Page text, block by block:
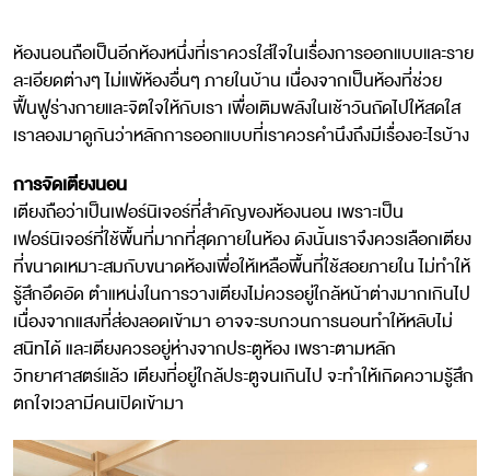
ห้องนอนถือเป็นอีกห้องหนึ่งที่เราควรใส่ใจในเรื่องการออกแบบและราย
ละเอียดต่างๆ ไม่แพ้ห้องอื่นๆ ภายในบ้าน เนื่องจากเป็นห้องที่ช่วย
ฟื้นฟูร่างกายและจิตใจให้กับเรา เพื่อเติมพลังในเช้าวันถัดไปให้สดใส
เราลองมาดูกันว่าหลักการออกแบบที่เราควรคำนึงถึงมีเรื่องอะไรบ้าง
การจัดเตียงนอน
เตียงถือว่าเป็นเฟอร์นิเจอร์ที่สำคัญของห้องนอน เพราะเป็น
เฟอร์นิเจอร์ที่ใช้พื้นที่มากที่สุดภายในห้อง ดังนั้นเราจึงควรเลือกเตียง
ที่ขนาดเหมาะสมกับขนาดห้องเพื่อให้เหลือพื้นที่ใช้สอยภายใน ไม่ทำให้
รู้สึกอึดอัด ตำแหน่งในการวางเตียงไม่ควรอยู่ใกล้หน้าต่างมากเกินไป
เนื่องจากแสงที่ส่องลอดเข้ามา อาจจะรบกวนการนอนทำให้หลับไม่
สนิทได้ และเตียงควรอยู่ห่างจากประตูห้อง เพราะตามหลัก
วิทยาศาสตร์แล้ว เตียงที่อยู่ใกล้ประตูจนเกินไป จะทำให้เกิดความรู้สึก
ตกใจเวลามีคนเปิดเข้ามา